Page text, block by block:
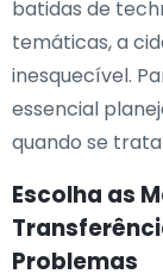
batidas de
temáticas, a
inesquecível.
essencial
quando se
Escolha as
Problemas